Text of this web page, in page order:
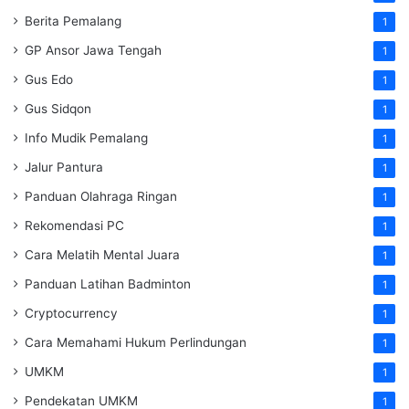
Berita Pemalang 1
GP Ansor Jawa Tengah 1
Gus Edo 1
Gus Sidqon 1
Info Mudik Pemalang 1
Jalur Pantura 1
Panduan Olahraga Ringan 1
Rekomendasi PC 1
Cara Melatih Mental Juara 1
Panduan Latihan Badminton 1
Cryptocurrency 1
Cara Memahami Hukum Perlindungan 1
UMKM 1
Pendekatan UMKM 1